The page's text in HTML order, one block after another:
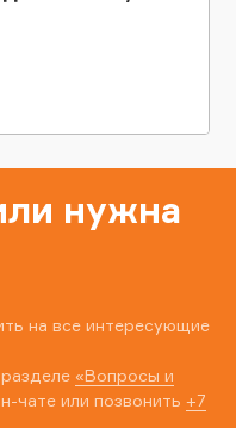
нужна
на все интересующие
«Вопросы и
чате или позвонить +7